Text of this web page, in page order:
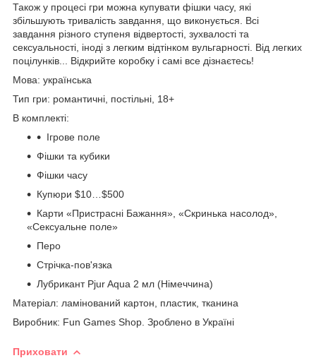
Також у процесі гри можна купувати фішки часу, які
збільшують тривалість завдання, що виконується. Всі
завдання різного ступеня відвертості, зухвалості та
сексуальності, іноді з легким відтінком вульгарності. Від легких
поцілунків... Відкрийте коробку і самі все дізнаєтесь!
Мова: українська
Тип гри: романтичні, постільні, 18+
В комплекті:
Ігрове поле
Фішки та кубики
Фішки часу
Купюри $10…$500
Карти «Пристрасні Бажання», «Скринька насолод»,
«Сексуальне поле»
Перо
Стрічка-пов'язка
Лубрикант Pjur Aqua 2 мл (Німеччина)
Матеріал: ламінований картон, пластик, тканина
Виробник: Fun Games Shop. Зроблено в Україні
Приховати